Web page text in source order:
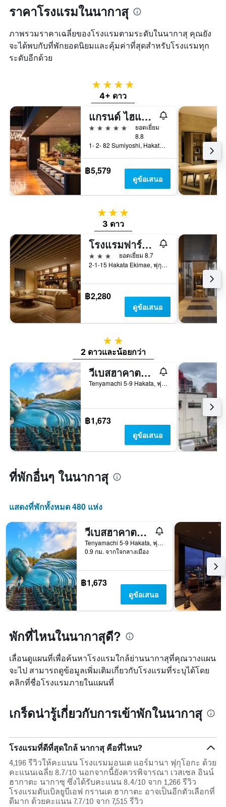
ราคาโรงแรมในนากาสุ
ภาพรวมราคาเฉลี่ยของโรงแรมตามระดับในนากาสุ คุณยัง
จะได้พบกับที่พักยอดนิยมและคุ้มค่าที่สุดสำหรับโรงแรมทุก
ระดับอีกด้วย
4 ดาว
4+ ดาว
แกรนด์ ไฮแอท ฟุกุโอกะ
5 ดาว
ยอดเยี่ยม
8.8
1- 2- 82 Sumiyoshi, Hakata- Ku, ฟุกุโอกะ, ญี่ปุ่น
฿5,579
ดูข้อเสนอ
3 ดาว
3 ดาว
โรงแรมฟาร์ซา ฮากาตะเอกิ ฮากาตะกูจิ
3 ดาว
ยอดเยี่ยม 8.7
2-1-15 Hakata Ekimae, ฟุกุโอกะ, ญี่ปุ่น
฿2,280
ดูข้อเสนอ
2 ดาว
2 ดาวและน้อยกว่า
วีเบสฮาคาตะ โฮสเทล
Tenyamachi 5-9 Hakata, ฟุกุโอกะ, ญี่ปุ่น
฿1,673
ดูข้อเสนอ
ที่พักอื่นๆ ในนากาสุ
แสดงที่พักทั้งหมด 480 แห่ง
วีเบสฮาคาตะ โฮสเทล
Tenyamachi 5-9 Hakata, ฟุกุโอกะ, ญี่ปุ่น
0.9 กม. จากใจกลางเมือง
฿1,673
ดูข้อเสนอ
พักที่ไหนในนากาสุดี?
เลื่อนดูแผนที่เพื่อค้นหาโรงแรมใกล้ย่านนากาสุที่คุณวางแผน
จะไป สามารถดูข้อมูลเพิ่มเติมเกี่ยวกับโรงแรมที่ระบุได้โดย
คลิกที่ชื่อโรงแรมภายในแผนที่
เกร็ดน่ารู้เกี่ยวกับการเข้าพักในนากาสุ
โรงแรมที่ดีที่สุดใกล้ นากาสุ คือที่ไหน?
4,196 รีวิวให้คะแนน โรงแรมมอนเต แอร์มานา ฟุกุโอกะ ด้วย
คะแนนเฉลี่ย 8.7/10 นอกจากนี้ยังควรพิจารณา เวสเซล อินน์
ฮากาตะ นากาซุ ซึ่งได้รับคะแนน 8.4/10 จาก 1,266 รีวิว
โรงแรมดับเบิลยูบีเอฟ กรานเด ฮากาตะ อาจเป็นอีกตัวเลือกที่
ดีมาก ด้วยคะแนน 7.7/10 จาก 7,515 รีวิว